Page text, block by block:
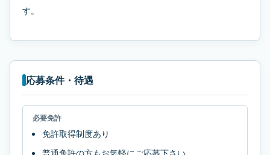
す。
応募条件・待遇
必要免許
免許取得制度あり
普通免許の方もお気軽にご応募下さい